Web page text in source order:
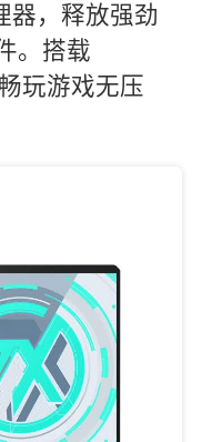
器，释放强劲
。搭载
玩游戏无压